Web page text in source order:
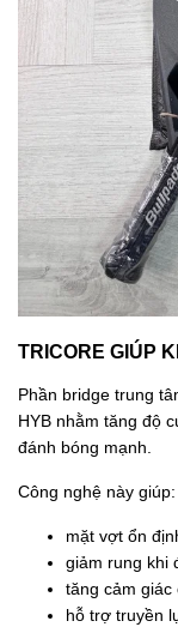
TRICORE GIÚP
Phần bridge trung
HYB nhằm tăng độ
đánh bóng mạnh.
Công nghệ này giúp:
mặt vợt ổn
giảm rung khi
tăng cảm giác
hỗ trợ truyền